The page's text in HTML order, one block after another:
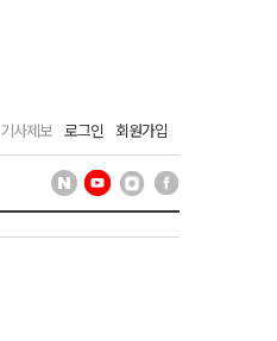
기사제보 로그인 회원가입